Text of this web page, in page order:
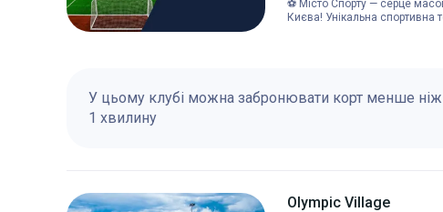
⚽ Місто Спорту — серце
Києва! Унікальна спортивна
У цьому клубі можна забронювати корт менше ніж
1 хвилину
Olympic Village